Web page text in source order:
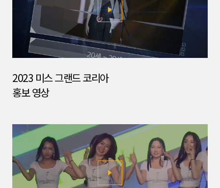
2023 미스 그랜드 코리아
홍보 영상